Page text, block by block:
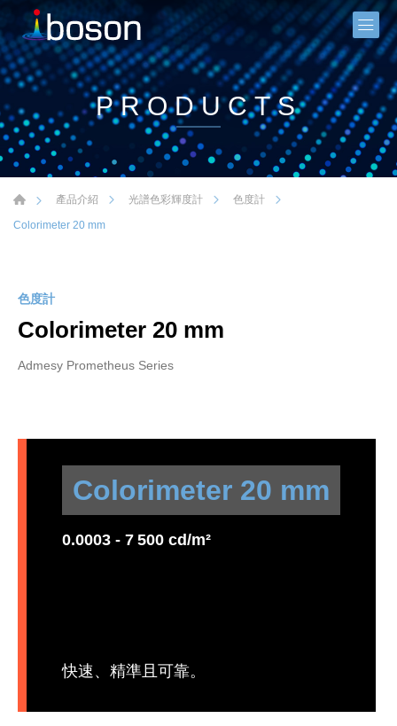
PRODUCTS
產品介紹 光譜色彩輝度計 色度計
Colorimeter 20 mm
色度計
Colorimeter 20 mm
Admesy Prometheus Series
Colorimeter 20 mm
0.0003 - 7 500 cd/m²
快速、精準且可靠。